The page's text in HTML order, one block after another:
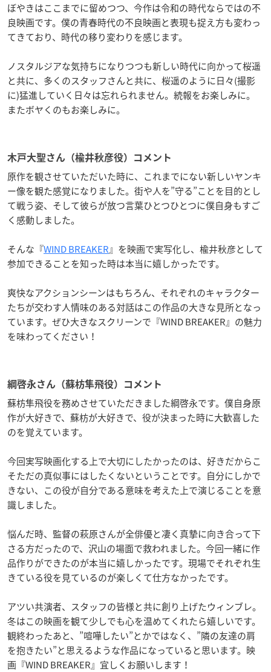
ぼやきはここまでに留めつつ、今作は令和の時代ならではの不
良映画です。僕の青春時代の不良映画と表現も捉え方も変わっ
てきており、時代の移り変わりを感じます。
ノスタルジアな気持ちになりつつも新しい時代に向かって桜遥
と共に、多くのスタッフさんと共に、桜遥のように日々(撮影
に)猛進していく日々は忘れられません。続報をお楽しみに。
またボヤくのもお楽しみに。
木戸大聖さん（楡井秋彦役）コメント
原作を観させていただいた時に、これまでにない新しいヤンキ
ー像を観た感覚になりました。街や人を”守る”ことを目的とし
て戦う姿、そして彼らが放つ言葉ひとつひとつに僕自身もすご
く感動しました。
そんな『WIND BREAKER』を映画で実写化し、楡井秋彦として
参加できることを知った時は本当に嬉しかったです。
爽快なアクションシーンはもちろん、それぞれのキャラクター
たちが交わす人情味のある対話はこの作品の大きな見所となっ
ています。ぜひ大きなスクリーンで『WIND BREAKER』の魅力
を味わってください！
綱啓永さん（蘇枋隼飛役）コメント
蘇枋隼飛役を務めさせていただきました綱啓永です。僕自身原
作が大好きで、蘇枋が大好きで、役が決まった時に大歓喜した
のを覚えています。
今回実写映画化する上で大切にしたかったのは、好きだからこ
そただの真似事にはしたくないということです。自分にしかで
きない、この役が自分である意味を考えた上で演じることを意
識しました。
悩んだ時、監督の萩原さんが全俳優と凄く真摯に向き合って下
さる方だったので、沢山の場面で救われました。今回一緒に作
品作りができたのが本当に嬉しかったです。現場でそれぞれ生
きている役を見ているのが楽しくて仕方なかったです。
アツい共演者、スタッフの皆様と共に創り上げたウィンブレ。
冬はこの映画を観て少しでも心を温めてくれたら嬉しいです。
観終わったあと、”喧嘩したい”とかではなく、”隣の友達の肩
を抱きたい”と思えるような作品になっていると思います。映
画『WIND BREAKER』宜しくお願いします！